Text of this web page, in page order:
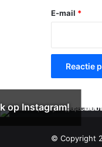
E-mail *
op Instagram!
© Copyright